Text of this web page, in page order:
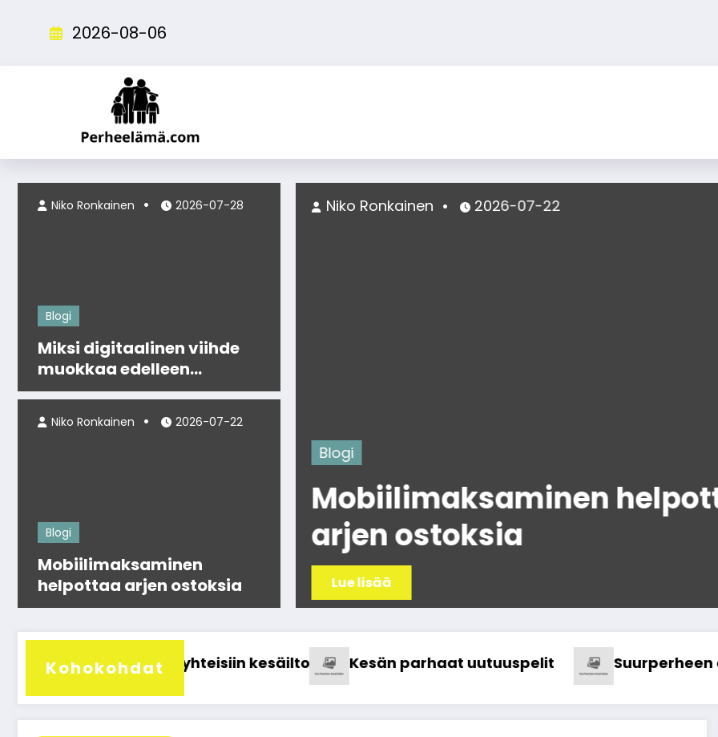
2026-08-06
Blogi
Miksi digitaalinen viihde
muokkaa edelleen
modernia popkulttuuria
Niko Ronkainen 2026-07-28
Blogi
Mobiilimaksaminen
helpottaa arjen ostoksia
Niko Ronkainen 2026-07-22
modernia
Mobiilimaksaminen
arjen ostoksia
Lue lisää
Niko Ronkainen 2026-07-22
Kohokohdat
kesäiltoihin Kesän parhaat uutuuspelit Suurperheen arki keskellä kaaosta